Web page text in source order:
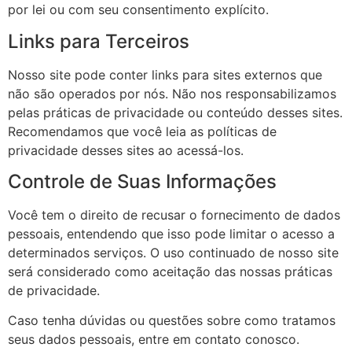
por lei ou com seu consentimento explícito.
Links para Terceiros
Nosso site pode conter links para sites externos que
não são operados por nós. Não nos responsabilizamos
pelas práticas de privacidade ou conteúdo desses sites.
Recomendamos que você leia as políticas de
privacidade desses sites ao acessá-los.
Controle de Suas Informações
Você tem o direito de recusar o fornecimento de dados
pessoais, entendendo que isso pode limitar o acesso a
determinados serviços. O uso continuado de nosso site
será considerado como aceitação das nossas práticas
de privacidade.
Caso tenha dúvidas ou questões sobre como tratamos
seus dados pessoais, entre em contato conosco.